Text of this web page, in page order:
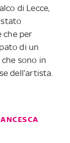
di Lecce,
che per
di un
sono in
dell’artista.